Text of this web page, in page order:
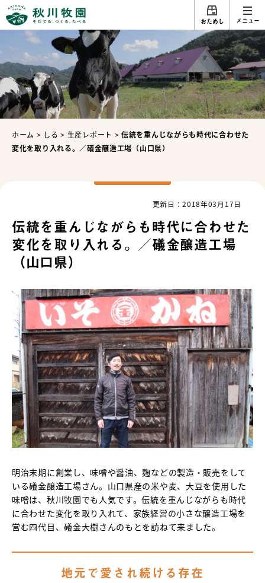
おためし メニュー
ホーム > しる > 生産レポート >伝統を重んじながらも時代に合わせた
変化を取り入れる。／礒金醸造工場（山口県）
更新日：2018年03月17日
伝統を重んじながらも時代に合わせた
変化を取り入れる。／礒金醸造工場
（山口県）
明治末期に創業し、味噌や醤油、麹などの製造・販売をして
いる礒金醸造工場さん。山口県産の米や麦、大豆を使用した
味噌は、秋川牧園でも人気です。伝統を重んじながらも時代
に合わせた変化を取り入れて、家族経営の小さな醸造工場を
営む四代目、礒金大樹さんのもとを訪ねて来ました。
地元で愛され続ける存在